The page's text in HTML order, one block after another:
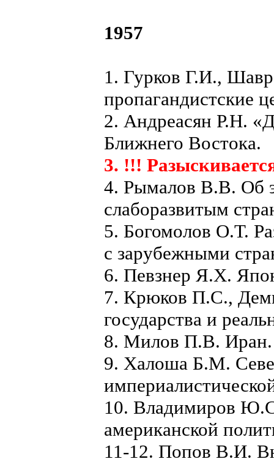
1957
1. Гурков Г.И.,
пропагандистские
2. Андреасян Р.Н.
Ближнего Востока.
3. !!!
4. Рымалов В.В. Об
слаборазвитым
5. Богомолов О.Т.
с зарубежными
6. Певзнер Я.X.
7. Крюков П.С.,
государства и
8. Милов П.В. Иран.
9. Халоша Б.М.
10. Владимиров
американской
11-12. Попов В.И.